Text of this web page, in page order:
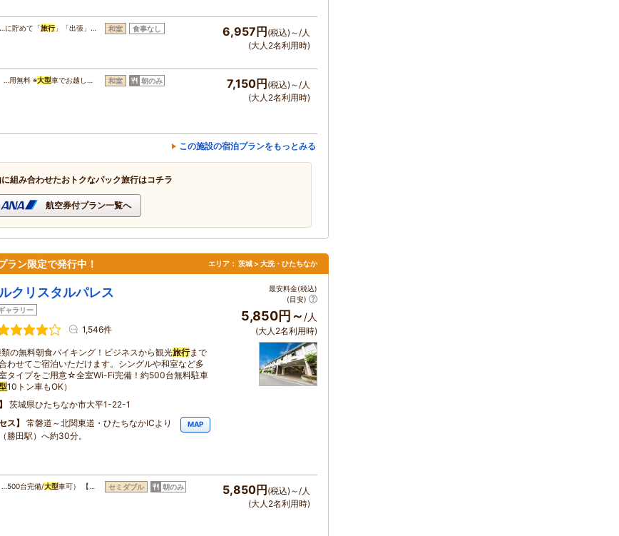
…に貯めて「旅行」「出張」… 和室 食事なし 6,957円 (税込)～/人
(大人2名利用時)
…用無料 ※大型車でお越し… 和室 朝のみ 7,150円 (税込)～/人
(大人2名利用時)
この施設の宿泊プランをもっとみる
組み合わせたおトクなパック旅行はコチラ
航空券付プラン一覧へ
ン限定で発行中！ エリア： 茨城 > 大洗・ひたちなか
クリスタルパレス
ャラリー
1,546件
の無料朝食バイキング！ビジネスから観光旅行まで
わせてご宿泊いただけます。シングルや和室など多
タイプをご用意☆全室Wi-Fi完備！約500台無料駐車
10トン車もOK）
茨城県ひたちなか市大平1-22-1
ス
常磐道～北関東道・ひたちなかICより
勝田駅）へ約30分。
MAP
最安料金(税込)
(目安)
5,850円～ /人
(大人2名利用時)
…500台完備/大型車可） 【… セミダブル 朝のみ 5,850円 (税込)～/人
(大人2名利用時)